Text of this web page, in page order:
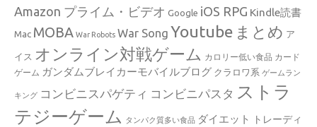
Amazon プライム・ビデオ Google iOS RPG Kindle読書
Mac MOBA War Robots War Song Youtube まとめ ア
イス オンライン対戦ゲーム カロリー低い食品 カード
ゲーム ガンダムブレイカーモバイルブログ クラロワ系 ゲームラン
キング コンビニスパゲティ コンビニパスタ ストラ
テジーゲーム
タンパク質多い食品 ダイエット
トレーディ